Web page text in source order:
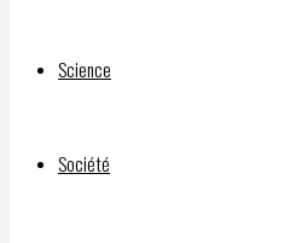
Science
Société